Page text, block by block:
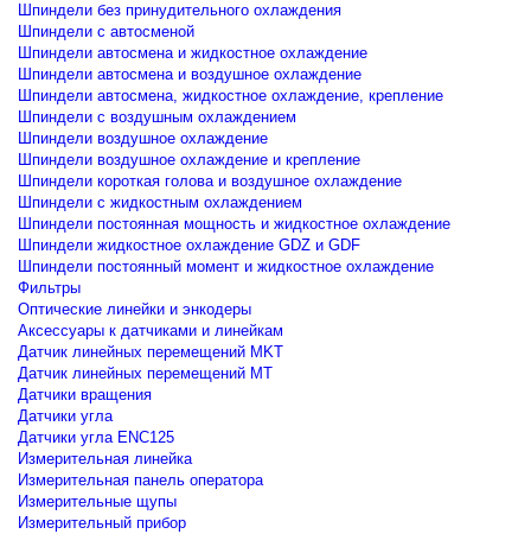
Шпиндели без принудительного охлаждения
Шпиндели с автосменой
Шпиндели автосмена и жидкостное охлаждение
Шпиндели автосмена и воздушное охлаждение
Шпиндели автосмена, жидкостное охлаждение, крепление
Шпиндели с воздушным охлаждением
Шпиндели воздушное охлаждение
Шпиндели воздушное охлаждение и крепление
Шпиндели короткая голова и воздушное охлаждение
Шпиндели с жидкостным охлаждением
Шпиндели постоянная мощность и жидкостное охлаждение
Шпиндели жидкостное охлаждение GDZ и GDF
Шпиндели постоянный момент и жидкостное охлаждение
Фильтры
Оптические линейки и энкодеры
Аксессуары к датчиками и линейкам
Датчик линейных перемещений MKT
Датчик линейных перемещений MT
Датчики вращения
Датчики угла
Датчики угла ENC125
Измерительная линейка
Измерительная панель оператора
Измерительные щупы
Измерительный прибор